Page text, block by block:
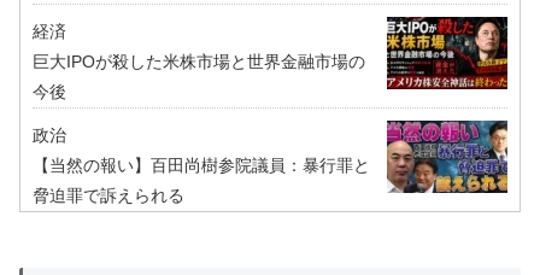
経済
巨大IPOが殺した米株市場と世界金融市場の
今後
政治
【当然の報い】百田尚樹参院議員：暴行罪と
脅迫罪で訴えられる